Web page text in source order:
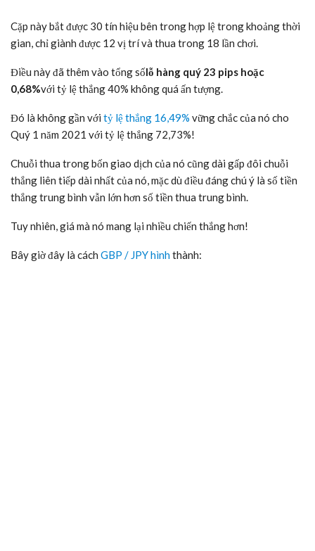
Cặp này bắt được 30 tín hiệu bên trong hợp lệ trong khoảng thời
gian, chỉ giành được 12 vị trí và thua trong 18 lần chơi.
Điều này đã thêm vào tổng sốlỗ hàng quý 23 pips hoặc
0,68%với tỷ lệ thắng 40% không quá ấn tượng.
Đó là không gần với tỷ lệ thắng 16,49% vững chắc của nó cho
Quý 1 năm 2021 với tỷ lệ thắng 72,73%!
Chuỗi thua trong bốn giao dịch của nó cũng dài gấp đôi chuỗi
thắng liên tiếp dài nhất của nó, mặc dù điều đáng chú ý là số tiền
thắng trung bình vẫn lớn hơn số tiền thua trung bình.
Tuy nhiên, giá mà nó mang lại nhiều chiến thắng hơn!
Bây giờ đây là cách GBP / JPY hìnhthành: